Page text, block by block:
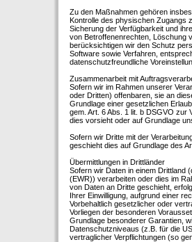
Zu den Maßnahmen gehören
Kontrolle des physischen Zugangs
Sicherung der Verfügbarkeit und
von Betroffenenrechten, Löschung
berücksichtigen wir den Schutz
Software sowie Verfahren,
datenschutzfreundliche
Zusammenarbeit mit
Sofern wir im Rahmen unserer
oder Dritten) offenbaren, sie an
Grundlage einer gesetzlichen
gem. Art. 6 Abs. 1 lit. b DSGVO zur
dies vorsieht oder auf Grundlage
Sofern wir Dritte mit der
geschieht dies auf Grundlage des
Übermittlungen in Drittländer
Sofern wir Daten in einem Drittland
(EWR)) verarbeiten oder dies im
von Daten an Dritte geschieht,
Ihrer Einwilligung, aufgrund einer
Vorbehaltlich gesetzlicher oder
Vorliegen der besonderen
Grundlage besonderer Garantien,
Datenschutzniveaus (z.B. für die
vertraglicher Verpflichtungen (so